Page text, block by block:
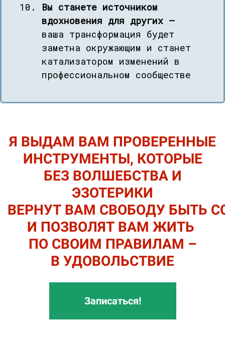
Вы станете источником
вдохновения для других —
ваша трансформация будет
заметна окружающим и станет
катализатором изменений в
профессиональном сообществе
Я ВЫДАМ ВАМ ПРОВЕРЕННЫЕ
ИНСТРУМЕНТЫ, КОТОРЫЕ
БЕЗ ВОЛШЕБСТВА И
ЭЗОТЕРИКИ
ВЕРНУТ ВАМ СВОБОДУ БЫТЬ
И ПОЗВОЛЯТ ВАМ ЖИТЬ
ПО СВОИМ ПРАВИЛАМ –
В УДОВОЛЬСТВИЕ
Записаться!